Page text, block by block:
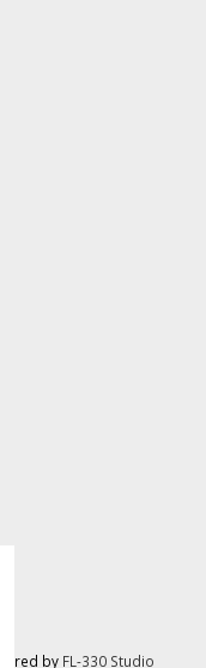
by FL-330 Studio